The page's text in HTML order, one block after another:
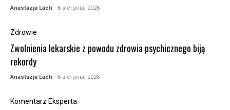
Anastazja Lach - 6 sierpnia, 2026
Zdrowie
Zwolnienia lekarskie z powodu zdrowia psychicznego biją
rekordy
Anastazja Lach - 6 sierpnia, 2026
Komentarz Eksperta